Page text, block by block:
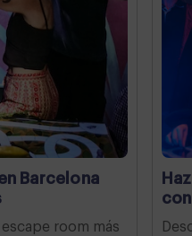
Barcelona
room más